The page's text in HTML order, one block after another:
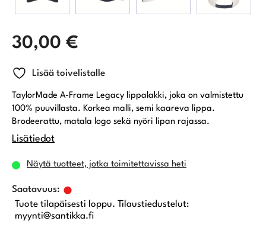
30,00 €
Lisää toivelistalle
TaylorMade A-Frame Legacy lippalakki, joka on valmistettu
100% puuvillasta. Korkea malli, semi kaareva lippa.
Brodeerattu, matala logo sekä nyöri lipan rajassa.
Lisätiedot
Näytä tuotteet, jotka toimitettavissa heti
Tuote tilapäisesti loppu. Tilaustiedustelut:
myynti@santikka.fi